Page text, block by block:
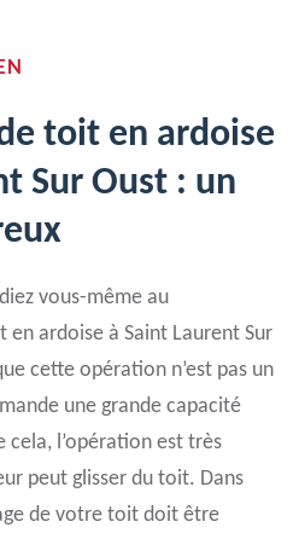
toit en ardoise
Sur Oust : un
vous-même au
ardoise à Saint Laurent Sur
cette opération n’est pas un
une grande capacité
cela, l’opération est très
peut glisser du toit. Dans
de votre toit doit être